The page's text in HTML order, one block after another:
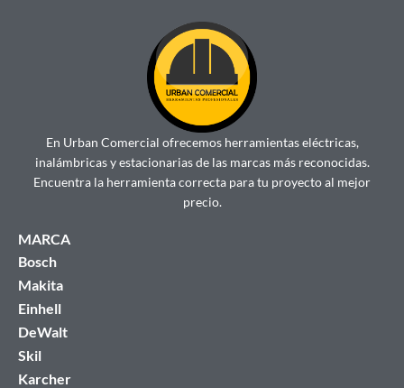
En Urban Comercial ofrecemos herramientas eléctricas,
inalámbricas y estacionarias de las marcas más reconocidas.
Encuentra la herramienta correcta para tu proyecto al mejor
precio.
MARCA
Bosch
Makita
Einhell
DeWalt
Skil
Karcher